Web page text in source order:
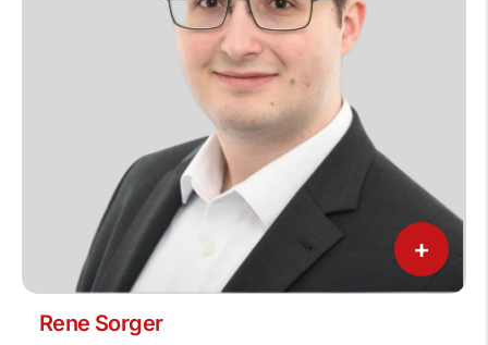
+
Rene Sorger